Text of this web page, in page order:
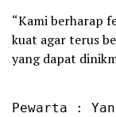
“Kami berharap
kuat agar terus
yang dapat
Pewarta :